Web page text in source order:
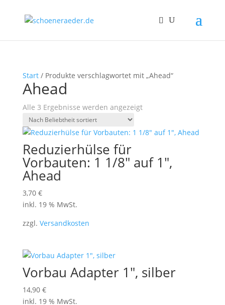
Start/ Produkte verschlagwortet mit „Ahead“
Ahead
Alle 3 Ergebnisse werden angezeigtNach
sortiert
Reduzierhülse für
Vorbauten: 1 1/8″ auf 1″,
Ahead
3,70 €
inkl. 19 % MwSt.
zzgl. Versandkosten
Vorbau Adapter 1″, silber
14,90 €
inkl. 19 % MwSt.